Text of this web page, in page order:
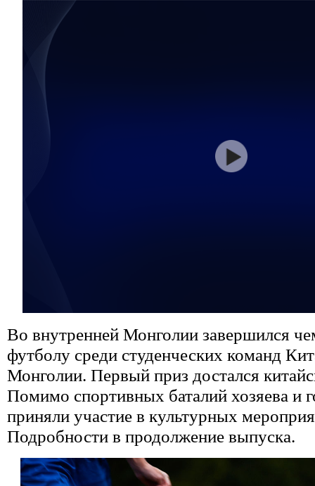
Во внутренней Монголии завершился
футболу среди студенческих команд
Монголии. Первый приз достался
Помимо спортивных баталий хозяева и
приняли участие в культурных
Подробности в продолжение выпуска.